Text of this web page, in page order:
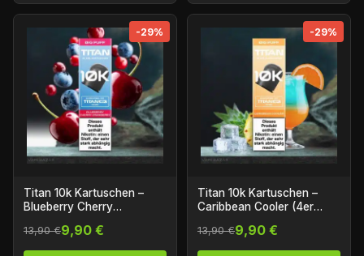
-29%
Titan 10k Kartuschen –
Blueberry Cherry
13,90 €9,90 €
-29%
Titan 10k Kartuschen –
Caribbean Cooler (4er
13,90 €9,90 €